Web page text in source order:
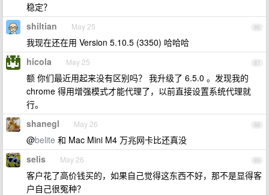
稳定？
86
shiltian May 25
我现在还在用 Version 5.10.5 (3350) 哈哈哈
87
hicola May 25
额 你们最近用起来没有区别吗？ 我升级了 6.5.0 。发现我的
chrome 得用增强模式才能代理了，以前直接设置系统代理就
行。
88
shanegl May 26
@belite 和 Mac Mini M4 万兆网卡比还真没
89
selis May 26
客户花了高价钱买的，如果自己觉得这东西不好，那不是显得客
户自己很冤种？